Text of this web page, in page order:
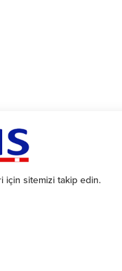
için sitemizi takip edin.